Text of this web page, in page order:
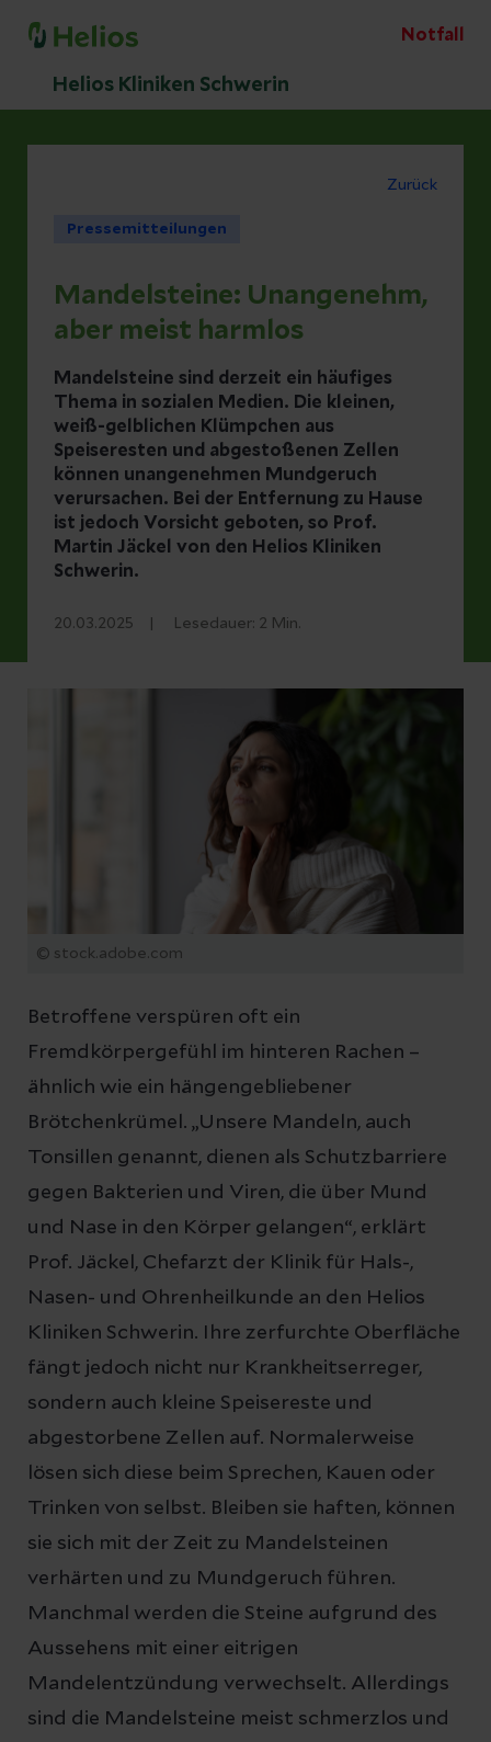
Notfall
Helios Kliniken Schwerin
Zurück
Pressemitteilungen
Mandelsteine: Unangenehm,
aber meist harmlos
Mandelsteine sind derzeit ein häufiges
Thema in sozialen Medien. Die kleinen,
weiß-gelblichen Klümpchen aus
Speiseresten und abgestoßenen Zellen
können unangenehmen Mundgeruch
verursachen. Bei der Entfernung zu Hause
ist jedoch Vorsicht geboten, so Prof.
Martin Jäckel von den Helios Kliniken
Schwerin.
20.03.2025 Lesedauer: 2 Min.
© stock.adobe.com
Betroffene verspüren oft ein
Fremdkörpergefühl im hinteren Rachen –
ähnlich wie ein hängengebliebener
Brötchenkrümel. „Unsere Mandeln, auch
Tonsillen genannt, dienen als Schutzbarriere
gegen Bakterien und Viren, die über Mund
und Nase in den Körper gelangen“, erklärt
Prof. Jäckel, Chefarzt der Klinik für Hals-,
Nasen- und Ohrenheilkunde an den Helios
Kliniken Schwerin. Ihre zerfurchte Oberfläche
fängt jedoch nicht nur Krankheitserreger,
sondern auch kleine Speisereste und
abgestorbene Zellen auf. Normalerweise
lösen sich diese beim Sprechen, Kauen oder
Trinken von selbst. Bleiben sie haften, können
sie sich mit der Zeit zu Mandelsteinen
verhärten und zu Mundgeruch führen.
Manchmal werden die Steine aufgrund des
Aussehens mit einer eitrigen
Mandelentzündung verwechselt. Allerdings
sind die Mandelsteine meist schmerzlos und